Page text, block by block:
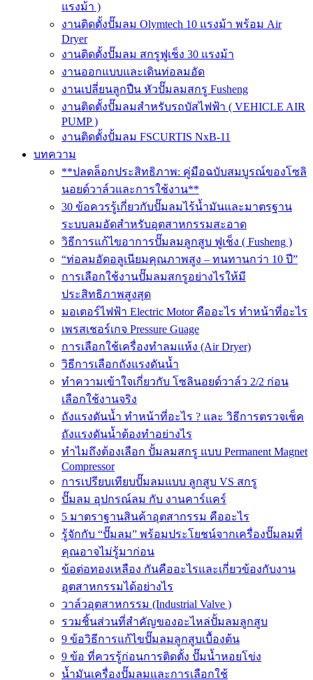
แรงม้า )
งานติดตั้งปั๊มลม Olymtech 10 แรงม้า พร้อม Air
Dryer
งานติดตั้งปั๊มลม สกรูฟูเช็ง 30 แรงม้า
งานออกแบบและเดินท่อลมอัด
งานเปลี่ยนลูกปืน หัวปั๊มลมสกรู Fusheng
งานติดตั้งปั๊มลมสำหรับรถบัสไฟฟ้า ( VEHICLE AIR
PUMP )
งานติดตั้งปั้มลม FSCURTIS NxB-11
บทความ
**ปลดล็อกประสิทธิภาพ: คู่มือฉบับสมบูรณ์ของโซลิ
นอยด์วาล์วและการใช้งาน**
30 ข้อควรรู้เกี่ยวกับปั๊มลมไร้น้ำมันและมาตรฐาน
ระบบลมอัดสำหรับอุตสาหกรรมสะอาด
วิธีการแก้ไขอาการปั๊มลมลูกสูบ ฟูเช็ง ( Fusheng )
“ท่อลมอัดอลูเนียมคุณภาพสูง – ทนทานกว่า 10 ปี”
การเลือกใช้งานปั๊มลมสกรูอย่างไรให้มี
ประสิทธิภาพสูงสุด
มอเตอร์ไฟฟ้า Electric Motor คืออะไร ทำหน้าที่อะไร
เพรสเชอร์เกจ Pressure Guage
การเลือกใช้เครื่องทำลมแห้ง (Air Dryer)
วิธีการเลือกถังแรงดันน้ำ
ทำความเข้าใจเกี่ยวกับ โซลินอยด์วาล์ว 2/2 ก่อน
เลือกใช้งานจริง
ถังแรงดันน้ำ ทำหน้าที่อะไร ? และ วิธีการตรวจเช็ค
ถังแรงดันน้ำต้องทำอย่างไร
ทำไมถึงต้องเลือก ปั้มลมสกรู แบบ Permanent Magnet
Compressor
การเปรียบเทียบปั๊มลมแบบ ลูกสูบ VS สกรู
ปั๊มลม อุปกรณ์ลม กับ งานคาร์แคร์
5 มาตราฐานสินค้าอุตสากรรม คืออะไร
รู้จักกับ “ปั๊มลม” พร้อมประโยชน์จากเครื่องปั๊มลมที่
คุณอาจไม่รู้มาก่อน
ข้อต่อทองเหลือง กันคืออะไรและเกี่ยวข้องกับงาน
อุตสาหกรรมได้อย่างไร
วาล์วอุตสาหกรรม (Industrial Valve )
รวมชิ้นส่วนที่สำคัญของอะไหล่ปั้มลมลูกสูบ
9 ข้อวิธีการแก้ไขปั๊มลมลูกสูบเบื้องต้น
9 ข้อ ที่ควรรู้ก่อนการติดตั้ง ปั๊มน้ำหอยโข่ง
น้ำมันเครื่องปั๊มลมและการเลือกใช้